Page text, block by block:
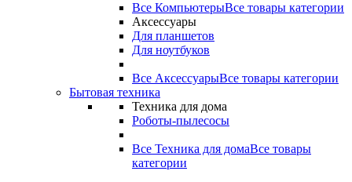
Все КомпьютерыВсе товары категории
Аксессуары
Для планшетов
Для ноутбуков
Все АксессуарыВсе товары категории
Бытовая техника
Техника для дома
Роботы-пылесосы
Все Техника для домаВсе товары
категории